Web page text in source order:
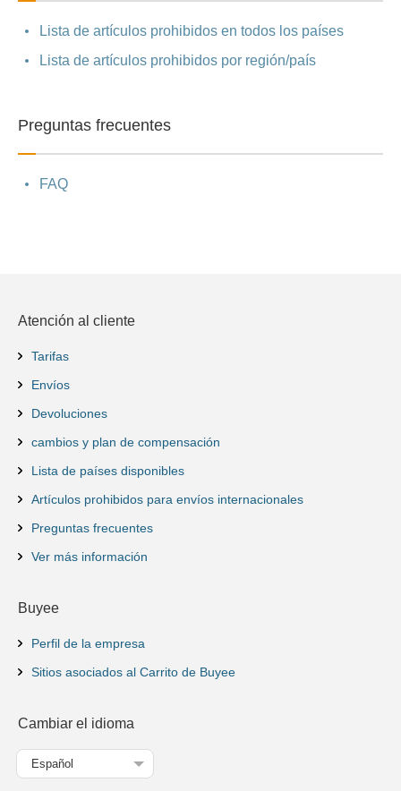
Lista de artículos prohibidos en todos los países
Lista de artículos prohibidos por región/país
Preguntas frecuentes
FAQ
Atención al cliente
Tarifas
Envíos
Devoluciones
cambios y plan de compensación
Lista de países disponibles
Artículos prohibidos para envíos internacionales
Preguntas frecuentes
Ver más información
Buyee
Perfil de la empresa
Sitios asociados al Carrito de Buyee
Cambiar el idioma